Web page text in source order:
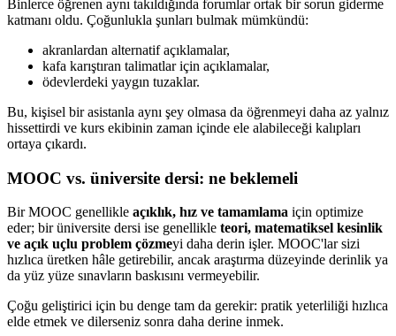
Binlerce öğrenen aynı takıldığında forumlar ortak bir sorun giderme
katmanı oldu. Çoğunlukla şunları bulmak mümkündü:
akranlardan alternatif açıklamalar,
kafa karıştıran talimatlar için açıklamalar,
ödevlerdeki yaygın tuzaklar.
Bu, kişisel bir asistanla aynı şey olmasa da öğrenmeyi daha az yalnız
hissettirdi ve kurs ekibinin zaman içinde ele alabileceği kalıpları
ortaya çıkardı.
MOOC vs. üniversite dersi: ne beklemeli
Bir MOOC genellikle açıklık, hız ve tamamlama için optimize
eder; bir üniversite dersi ise genellikle teori, matematiksel kesinlik
ve açık uçlu problem çözmeyi daha derin işler. MOOC'lar sizi
hızlıca üretken hâle getirebilir, ancak araştırma düzeyinde derinlik ya
da yüz yüze sınavların baskısını vermeyebilir.
Çoğu geliştirici için bu denge tam da gerekir: pratik yeterliliği hızlıca
elde etmek ve dilerseniz sonra daha derine inmek.